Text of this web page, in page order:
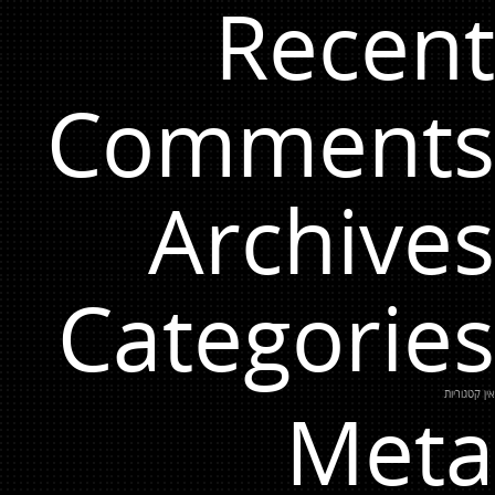
Recent
Comments
Archives
Categories
אין קטגוריות
Meta